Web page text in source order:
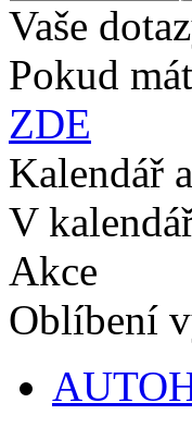
Vaše
Pokud
ZDE
Kalendář
V
Akce
Oblíbení